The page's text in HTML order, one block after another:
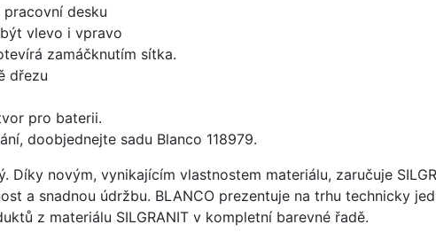
pracovní desku
vlevo i vpravo
zamáčknutím sítka.
dřezu
pro baterii.
doobjednejte sadu Blanco 118979.
novým, vynikajícím vlastnostem materiálu, zaručuje
a snadnou údržbu. BLANCO prezentuje na trhu technicky
z materiálu SILGRANIT v kompletní barevné řadě.